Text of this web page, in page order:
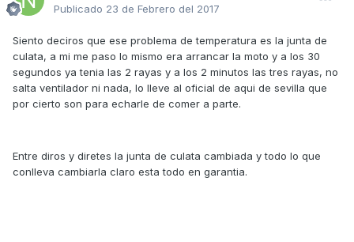
Publicado 23 de Febrero del 2017
Siento deciros que ese problema de temperatura es la junta de
culata, a mi me paso lo mismo era arrancar la moto y a los 30
segundos ya tenia las 2 rayas y a los 2 minutos las tres rayas, no
salta ventilador ni nada, lo lleve al oficial de aqui de sevilla que
por cierto son para echarle de comer a parte.
Entre diros y diretes la junta de culata cambiada y todo lo que
conlleva cambiarla claro esta todo en garantia.